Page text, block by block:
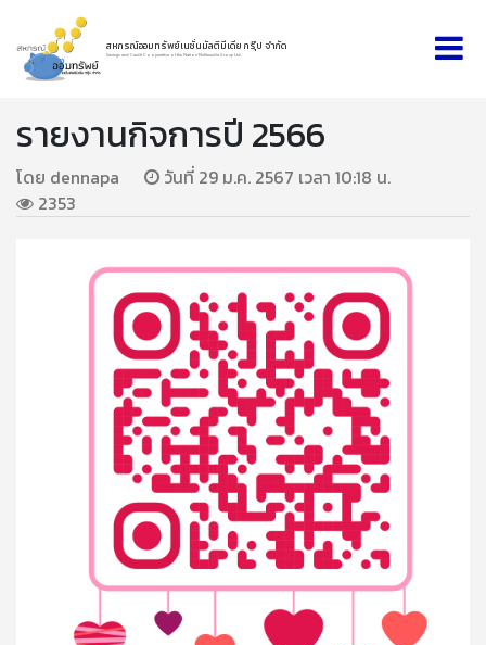
สหกรณ์ออมทรัพย์เนชั่นมัลติมีเดีย กรุ๊ป จำกัด
Savings and Credit Cooperative of the Nation Multimedia Group Ltd.
รายงานกิจการปี 2566
โดย dennapa
วันที่ 29 ม.ค. 2567 เวลา 10:18 น.
2353